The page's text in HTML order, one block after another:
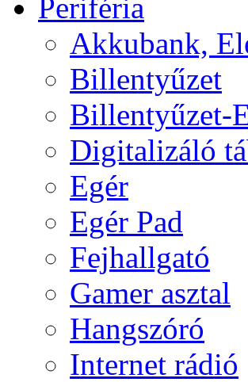
Periféria
Akkubank,
Billentyűzet
Billentyűzet-
Digitalizáló
Egér
Egér Pad
Fejhallgató
Gamer asztal
Hangszóró
Internet rádió